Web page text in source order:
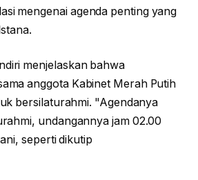
mengenai agenda penting yang
menjelaskan bahwa
anggota Kabinet Merah Putih
bersilaturahmi. "Agendanya
undangannya jam 02.00
seperti dikutip